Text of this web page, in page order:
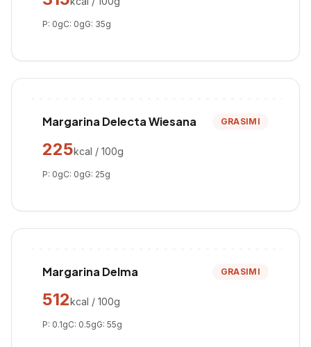
P: 0gC: 0gG: 35g
Margarina Delecta Wiesana GRASIMI
225kcal / 100g
P: 0gC: 0gG: 25g
Margarina Delma GRASIMI
512kcal / 100g
P: 0.1gC: 0.5gG: 55g